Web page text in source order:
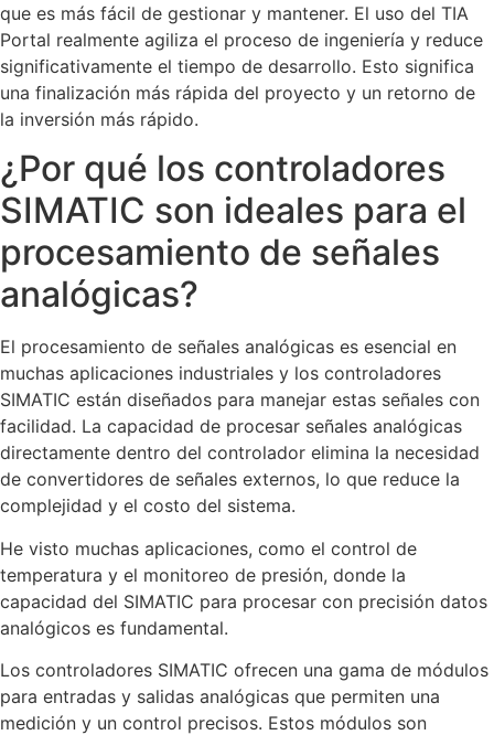
que es más fácil de gestionar y mantener. El uso del TIA
Portal realmente agiliza el proceso de ingeniería y reduce
significativamente el tiempo de desarrollo. Esto significa
una finalización más rápida del proyecto y un retorno de
la inversión más rápido.
¿Por qué los controladores
SIMATIC son ideales para el
procesamiento de señales
analógicas?
El procesamiento de señales analógicas es esencial en
muchas aplicaciones industriales y los controladores
SIMATIC están diseñados para manejar estas señales con
facilidad. La capacidad de procesar señales analógicas
directamente dentro del controlador elimina la necesidad
de convertidores de señales externos, lo que reduce la
complejidad y el costo del sistema.
He visto muchas aplicaciones, como el control de
temperatura y el monitoreo de presión, donde la
capacidad del SIMATIC para procesar con precisión datos
analógicos es fundamental.
Los controladores SIMATIC ofrecen una gama de módulos
para entradas y salidas analógicas que permiten una
medición y un control precisos. Estos módulos son